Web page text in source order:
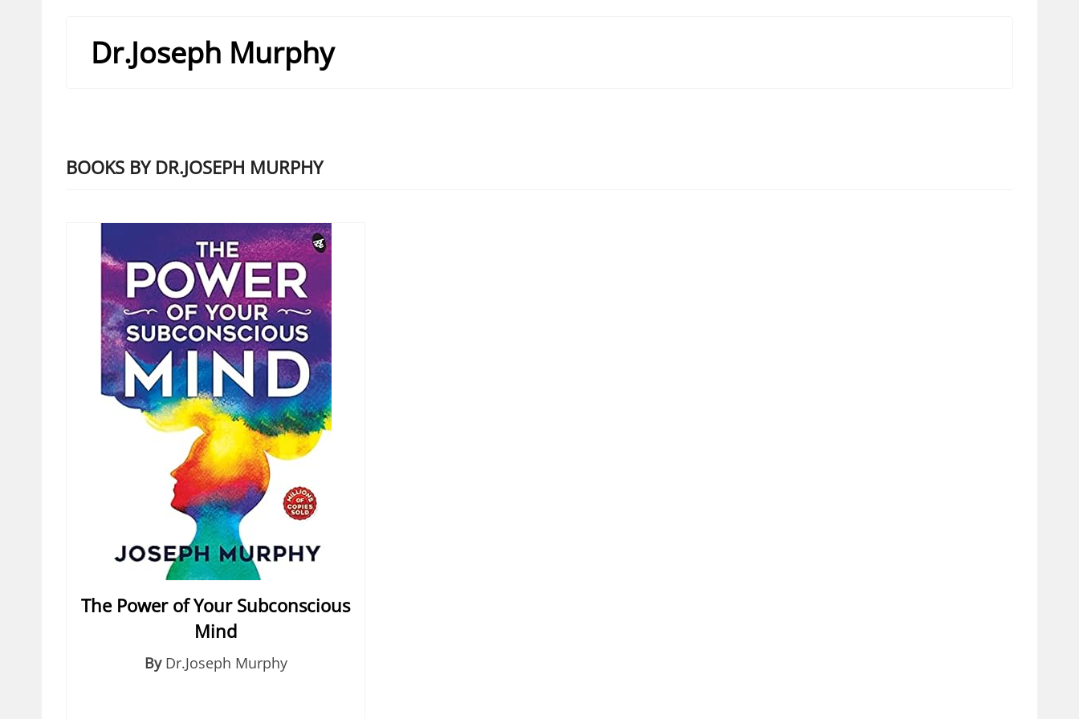
Dr.Joseph Murphy
BOOKS BY DR.JOSEPH MURPHY
The Power of Your Subconscious
Mind
By Dr.Joseph Murphy